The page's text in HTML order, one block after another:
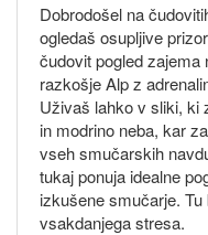
Dobrodošel na
ogledaš osupljive
čudovit pogled zajema
razkošje Alp z
Uživaš lahko v sliki, ki
in modrino neba, kar
vseh smučarskih
tukaj ponuja idealne
izkušene smučarje.
vsakdanjega stresa.